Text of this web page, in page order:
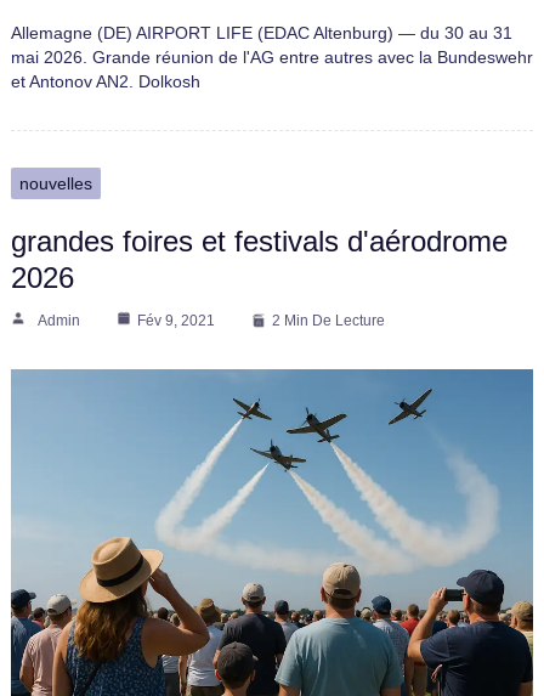
Allemagne (DE) AIRPORT LIFE (EDAC Altenburg) — du 30 au 31
mai 2026. Grande réunion de l'AG entre autres avec la Bundeswehr
et Antonov AN2. Dolkosh
nouvelles
grandes foires et festivals d'aérodrome
2026
Admin Fév 9, 2021 2 Min De Lecture